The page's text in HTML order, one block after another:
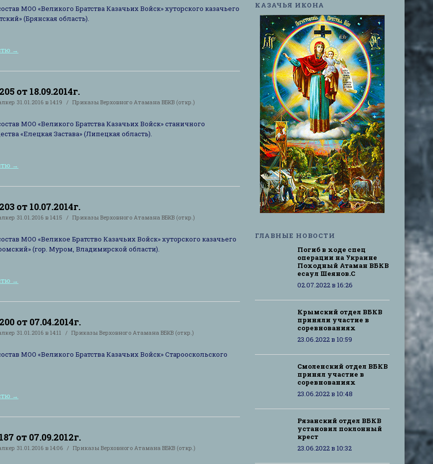
МОО «Великого Братства Казачьих Войск» хуторского казачьего
(Брянская область).
→
от 18.09.2014г.
31.01.2016 в 14:19 Приказы Верховного Атамана ВБКВ (откр.)
МОО «Великого Братства Казачьих Войск» станичного
«Елецкая Застава» (Липецкая область).
→
от 10.07.2014г.
31.01.2016 в 14:15 Приказы Верховного Атамана ВБКВ (откр.)
МОО «Великое Братство Казачьих Войск» хуторского казачьего
(гор. Муром, Владимирской области).
→
от 07.04.2014г.
31.01.2016 в 14:11 Приказы Верховного Атамана ВБКВ (откр.)
МОО «Великого Братства Казачьих Войск» Старооскольского
→
от 07.09.2012г.
31.01.2016 в 14:06 Приказы Верховного Атамана ВБКВ (откр.)
КАЗАЧЬЯ ИКОНА
ГЛАВНЫЕ НОВОСТИ
Погиб в ходе спец
операции на Украине
Походный Атаман ВБКВ
есаул Шеянов.С
02.07.2022 в 16:26
Крымский отдел ВБКВ
приняли участие в
соревнованиях
23.06.2022 в 10:59
Смоленский отдел ВБКВ
принял участие в
соревнованиях
23.06.2022 в 10:48
Рязанский отдел ВБКВ
установил поклонный
крест
23.06.2022 в 10:32